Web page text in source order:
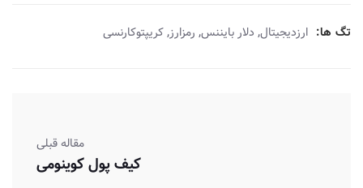
تگ ها: ارزدیجیتال, دلار بایننس, رمزارز,کریپتوکارنسی
مقاله قبلی
کیف پول کوینومی